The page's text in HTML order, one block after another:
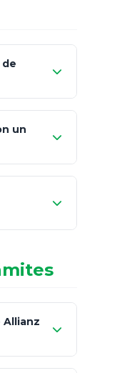
en
un
(Certificado)
Allianz